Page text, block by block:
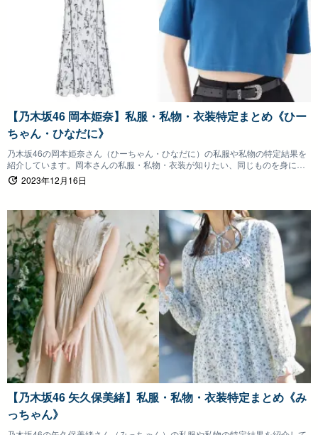
【乃木坂46 岡本姫奈】私服・私物・衣装特定まとめ《ひー
ちゃん・ひなだに》
乃木坂46の岡本姫奈さん（ひーちゃん・ひなだに）の私服や私物の特定結果を
紹介しています。岡本さんの私服・私物・衣装が知りたい、同じものを身につ
けたいファンの方は参考にしていただけると嬉しいです。
2023年12月16日
【乃木坂46 矢久保美緒】私服・私物・衣装特定まとめ《み
っちゃん》